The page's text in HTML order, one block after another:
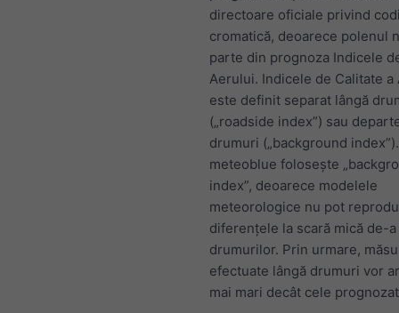
directoare oficiale privind
cromatică, deoarece polenul
parte din prognoza Indicele
Aerului. Indicele de Calitate a
este definit separat lângă
(„roadside index”) sau
drumuri („background index”).
meteoblue folosește
index”, deoarece modelele
meteorologice nu pot
diferențele la scară mică de-
drumurilor. Prin urmare,
efectuate lângă drumuri vor
mai mari decât cele